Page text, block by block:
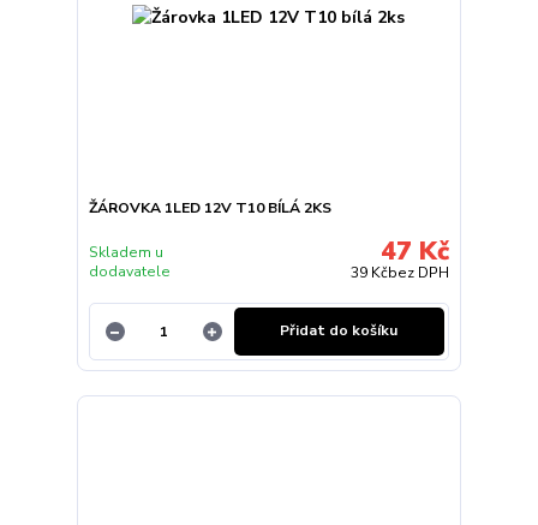
ŽÁROVKA 1LED 12V T10 BÍLÁ 2KS
47 Kč
39 Kčbez DPH
Skladem u
dodavatele
Přidat do košíku